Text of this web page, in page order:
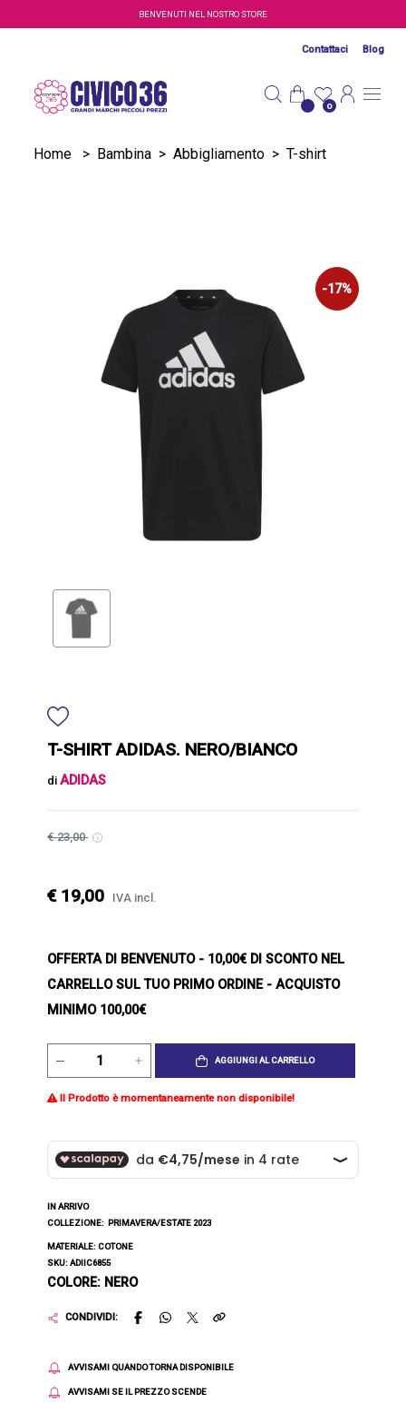
Salta al contenuto principaleBENVENUTI NEL NOSTRO STORE
Contattaci Blog
0
Home > Bambina > Abbigliamento > T-shirt
-17%
T-SHIRT ADIDAS. NERO/BIANCO
diADIDAS
€ 23,00
€ 19,00 IVA incl.
OFFERTA DI BENVENUTO- 10,00€ DI SCONTO NEL
CARRELLO SUL TUO PRIMO ORDINE - ACQUISTO
MINIMO 100,00€
AGGIUNGI AL CARRELLO
Il Prodotto è momentaneamente non disponibile!
IN ARRIVO
COLLEZIONE: PRIMAVERA/ESTATE 2023
MATERIALE: COTONE
SKU: ADIIC6855
COLORE: NERO
CONDIVIDI:
AVVISAMI QUANDO TORNA DISPONIBILE
AVVISAMI SE IL PREZZO SCENDE